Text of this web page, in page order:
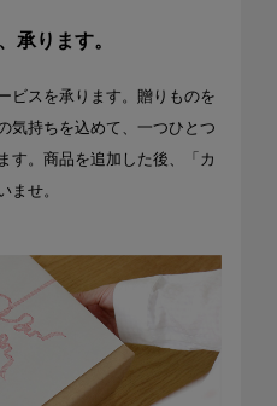
承ります。
ビスを承ります。贈りものを
気持ちを込めて、一つひとつ
す。商品を追加した後、「カ
ませ。